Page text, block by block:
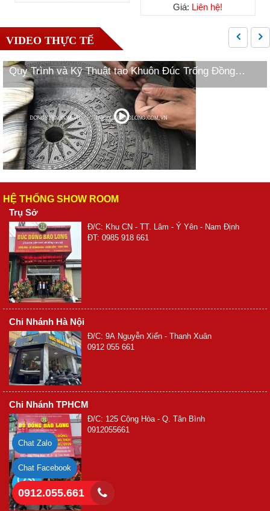
Chat Zalo
Chat Facebook
0912.055.661
Giá: Liên hệ!
VIDEO THỰC TẾ
Quy Trình và Kỹ Thuật tạo Khuôn Đúc Trống Đồng
Ngọc Lũ
HỆ THỐNG SHOW ROOM
Trụ Sở
Đ/C: Khu CN - TT. Lâm - Ý Yên - Nam Định
ĐT: 0985 918 661
Chi Nhánh Hà Nội
Đ/C: 9A Nguyễn Xiển - Thanh Xuân
0912 055 661
Chi Nhánh TPHCM
Đ/C: 125 Cộng Hòa - Q. Tân Bình
0912055661